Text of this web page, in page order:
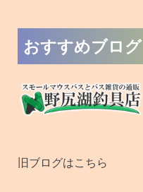
おすすめブログ
旧ブログはこちら